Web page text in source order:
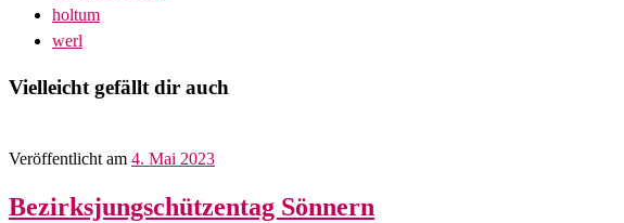
holtum
werl
Vielleicht gefällt dir auch
Veröffentlicht am 4. Mai 2023
Bezirksjungschützentag Sönnern